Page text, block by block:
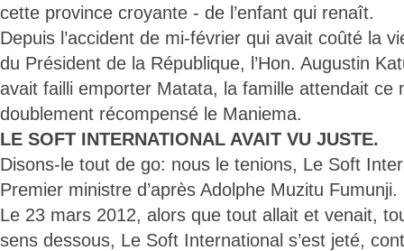
cette province croyante - de l’enfant qui renaît.
Depuis l’accident de mi-février qui avait coûté la
du Président de la République, l’Hon. Augustin
avait failli emporter Matata, la famille attendait ce
doublement récompensé le Maniema.
LE SOFT INTERNATIONAL AVAIT VU JUSTE.
Disons-le tout de go: nous le tenions, Le Soft
Premier ministre d’après Adolphe Muzitu Fumunji.
Le 23 mars 2012, alors que tout allait et venait,
sens dessous, Le Soft International s’est jeté,